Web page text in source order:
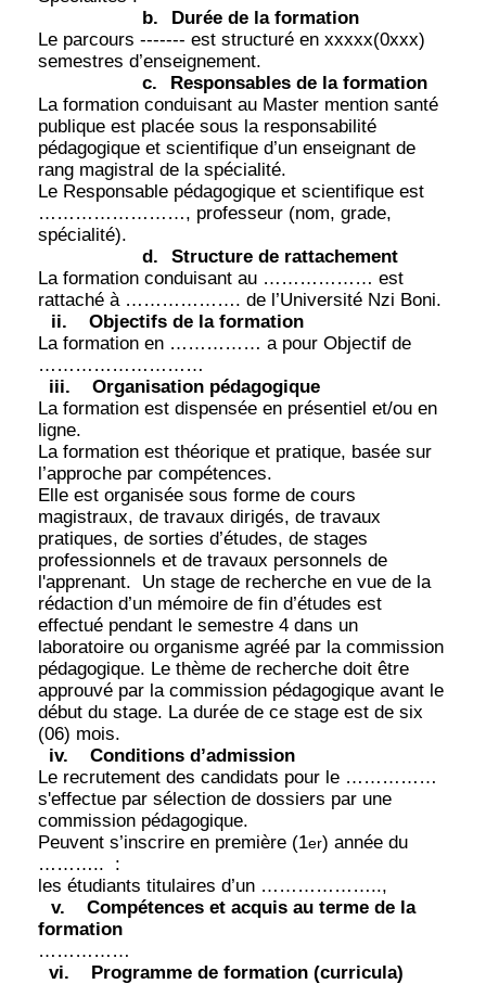
b.
Durée de la formation
Le parcours ------- est structuré en xxxxx(0xxx)
semestres d’enseignement.
c.
Responsables de la formation
La formation conduisant au Master mention santé
publique est placée sous la responsabilité
pédagogique et scientifique d’un enseignant de
rang magistral de la spécialité.
Le Responsable pédagogique et scientifique est
……………………, professeur (nom, grade,
spécialité).
d.
Structure de rattachement
La formation conduisant au ……………… est
rattaché à ………………. de l’Université Nzi Boni.
ii.
Objectifs de la formation
La formation en …………… a pour Objectif de
………………………
iii.
Organisation pédagogique
La formation est dispensée en présentiel et/ou en
ligne.
La formation est théorique et pratique, basée sur
l’approche par compétences.
Elle est organisée sous forme de cours
magistraux, de travaux dirigés, de travaux
pratiques, de sorties d’études, de stages
professionnels et de travaux personnels de
l'apprenant.
Un stage de recherche en vue de la
rédaction d’un mémoire de fin d’études est
effectué pendant le semestre 4 dans un
laboratoire ou organisme agréé par la commission
pédagogique. Le thème de recherche doit être
approuvé par la commission pédagogique avant le
début du stage. La durée de ce stage est de six
(06) mois.
iv.
Conditions d’admission
Le recrutement des candidats pour le ……………
s'effectue par sélection de dossiers par une
commission pédagogique.
Peuvent s’inscrire en première (1er) année du
………..
:
les étudiants titulaires d’un ………………..,
v.
Compétences et acquis au terme de la
formation
……………
vi.
Programme de formation (curricula)